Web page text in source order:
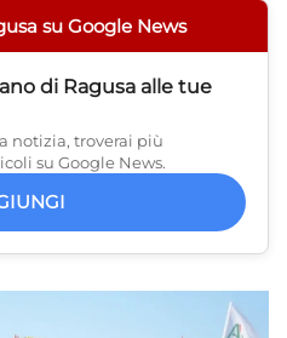
su Google News
di Ragusa alle tue
notizia, troverai più
su Google News.